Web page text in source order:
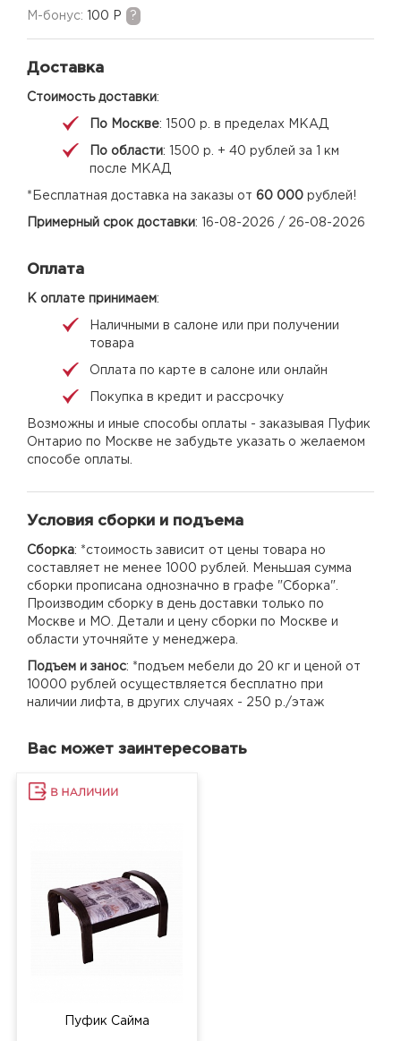
M-бонус: 100 Р ?
Доставка
Стоимость доставки:
По Москве: 1500 р. в пределах МКАД
По области: 1500 р. + 40 рублей за 1 км
после МКАД
*Бесплатная доставка на заказы от 60 000 рублей!
Примерный срок доставки: 16-08-2026 / 26-08-2026
Оплата
К оплате принимаем:
Наличными в салоне или при получении
товара
Оплата по карте в салоне или онлайн
Покупка в кредит и рассрочку
Возможны и иные способы оплаты - заказывая Пуфик
Онтарио по Москве не забудьте указать о желаемом
способе оплаты.
Условия сборки и подъема
Сборка: *стоимость зависит от цены товара но
составляет не менее 1000 рублей. Меньшая сумма
сборки прописана однозначно в графе "Сборка".
Производим сборку в день доставки только по
Москве и МО. Детали и цену сборки по Москве и
области уточняйте у менеджера.
Подъем и занос: *подъем мебели до 20 кг и ценой от
10000 рублей осуществляется бесплатно при
наличии лифта, в других случаях - 250 р./этаж
Вас может заинтересовать
Пуфик Сайма